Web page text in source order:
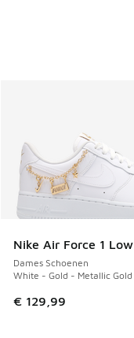
Nike Air Force 1 Low
Dames Schoenen
White - Gold - Metallic Gold
€ 129,99